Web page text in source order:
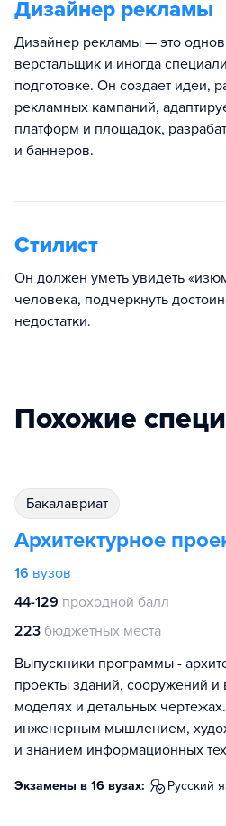
Дизайнер рекламы
Дизайнер рекламы — это
верстальщик и иногда
подготовке. Он создает идеи,
рекламных кампаний,
платформ и площадок,
и баннеров.
Стилист
Он должен уметь увидеть
человека, подчеркнуть
недостатки.
Похожие
бакалавриат
Архитектурное
16 вузов
44-129 проходной балл
223 бюджетных места
Выпускники программы -
проекты зданий, сооружений
моделях и детальных
инженерным мышлением,
и знанием информационных
Экзамены в 16 вузах: русский